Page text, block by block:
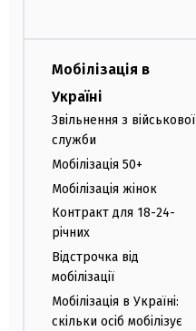
Мобілізація в
Україні
Звільнення з військової
служби
Мобілізація 50+
Мобілізація жінок
Контракт для 18-24-
річних
Відстрочка від
мобілізації
Мобілізація в Україні:
скільки осіб мобілізує